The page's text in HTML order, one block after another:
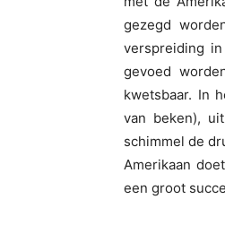
gezegd
verspreiding
gevoed
kwetsbaar. In
van beken),
schimmel de
Amerikaan
een groot